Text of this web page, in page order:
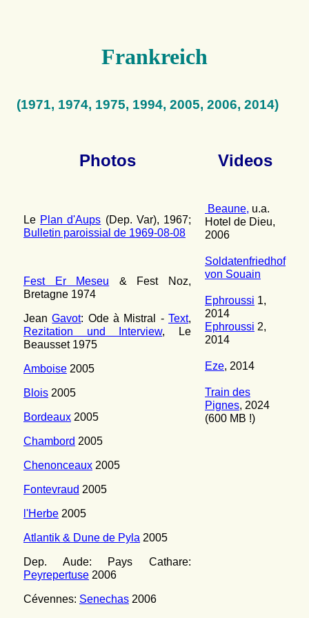
Frankreich
(1971, 1974, 1975, 1994, 2005, 2006, 2014)
Photos Videos
Le Plan d'Aups (Dep. Var), 1967;
Bulletin paroissial de 1969-08-08
Fest Er Meseu & Fest Noz,
Bretagne 1974
JeanGavot: Odeà Mistral -Text,
Rezitation und Interview, Le
Beausset 1975
Amboise 2005
Blois 2005
Bordeaux 2005
Chambord 2005
Chenonceaux 2005
Fontevraud 2005
l'Herbe 2005
Atlantik & Dune de Pyla 2005
Dep. Aude: Pays Cathare:
Peyrepertuse 2006
Cévennes: Senechas 2006
Beaune, u.a.
Hotel de Dieu,
2006
Soldatenfriedhof
von Souain
Ephroussi 1,
2014
Ephroussi 2,
2014
Eze, 2014
Train des
Pignes, 2024
(600 MB !)